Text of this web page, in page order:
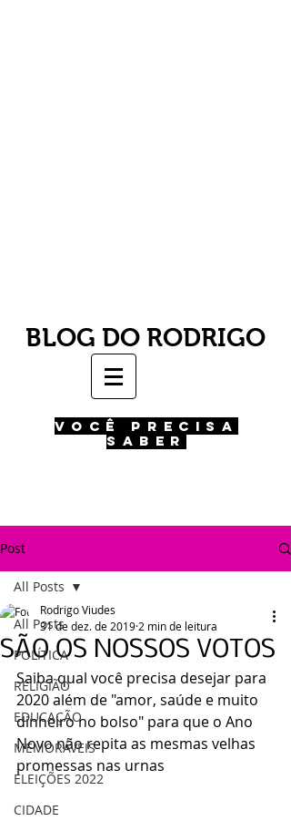
BLOG DO RODRIGO
VOCÊ PRECISA
SABER
Post
All Posts
POLÍTICA
RELIGIÃO
EDUCAÇÃO
MEMORÁVEIS
ELEIÇÕES 2022
CIDADE
All Posts
SÃO OS NOSSOS VOTOS
Rodrigo Viudes
31 de dez. de 2019 2 min de leitura
Saiba qual você precisa desejar para
2020 além de "amor, saúde e muito
dinheiro no bolso" para que o Ano
Novo não repita as mesmas velhas
promessas nas urnas